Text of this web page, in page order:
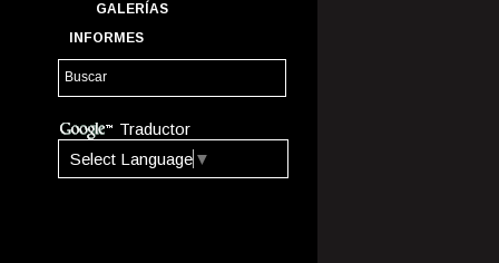
GALERÍAS
INFORMES
Traductor
Select Language ▼